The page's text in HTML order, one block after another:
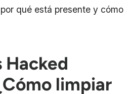
qué está presente y cómo
Hacked
limpiar